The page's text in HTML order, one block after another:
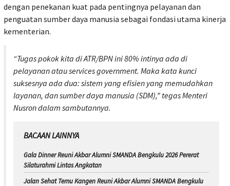
dengan penekanan kuat pada pentingnya pelayanan dan
penguatan sumber daya manusia sebagai fondasi utama kinerja
kementerian.
“Tugas pokok kita di ATR/BPN ini 80% intinya ada di
pelayanan atauservices government. Maka kata kunci
suksesnya ada dua: sistem yang efisien yang memudahkan
layanan, dan sumber daya manusia (SDM),” tegas Menteri
Nusron dalam sambutannya.
BACAAN LAINNYA
Gala Dinner Reuni Akbar Alumni SMANDA Bengkulu 2026 Pererat
Silaturahmi Lintas Angkatan
Jalan Sehat Temu Kangen Reuni Akbar Alumni SMANDA Bengkulu